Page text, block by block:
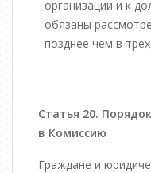
организации и к
обязаны
позднее чем в
Статья 20.
в Комиссию
Граждане и